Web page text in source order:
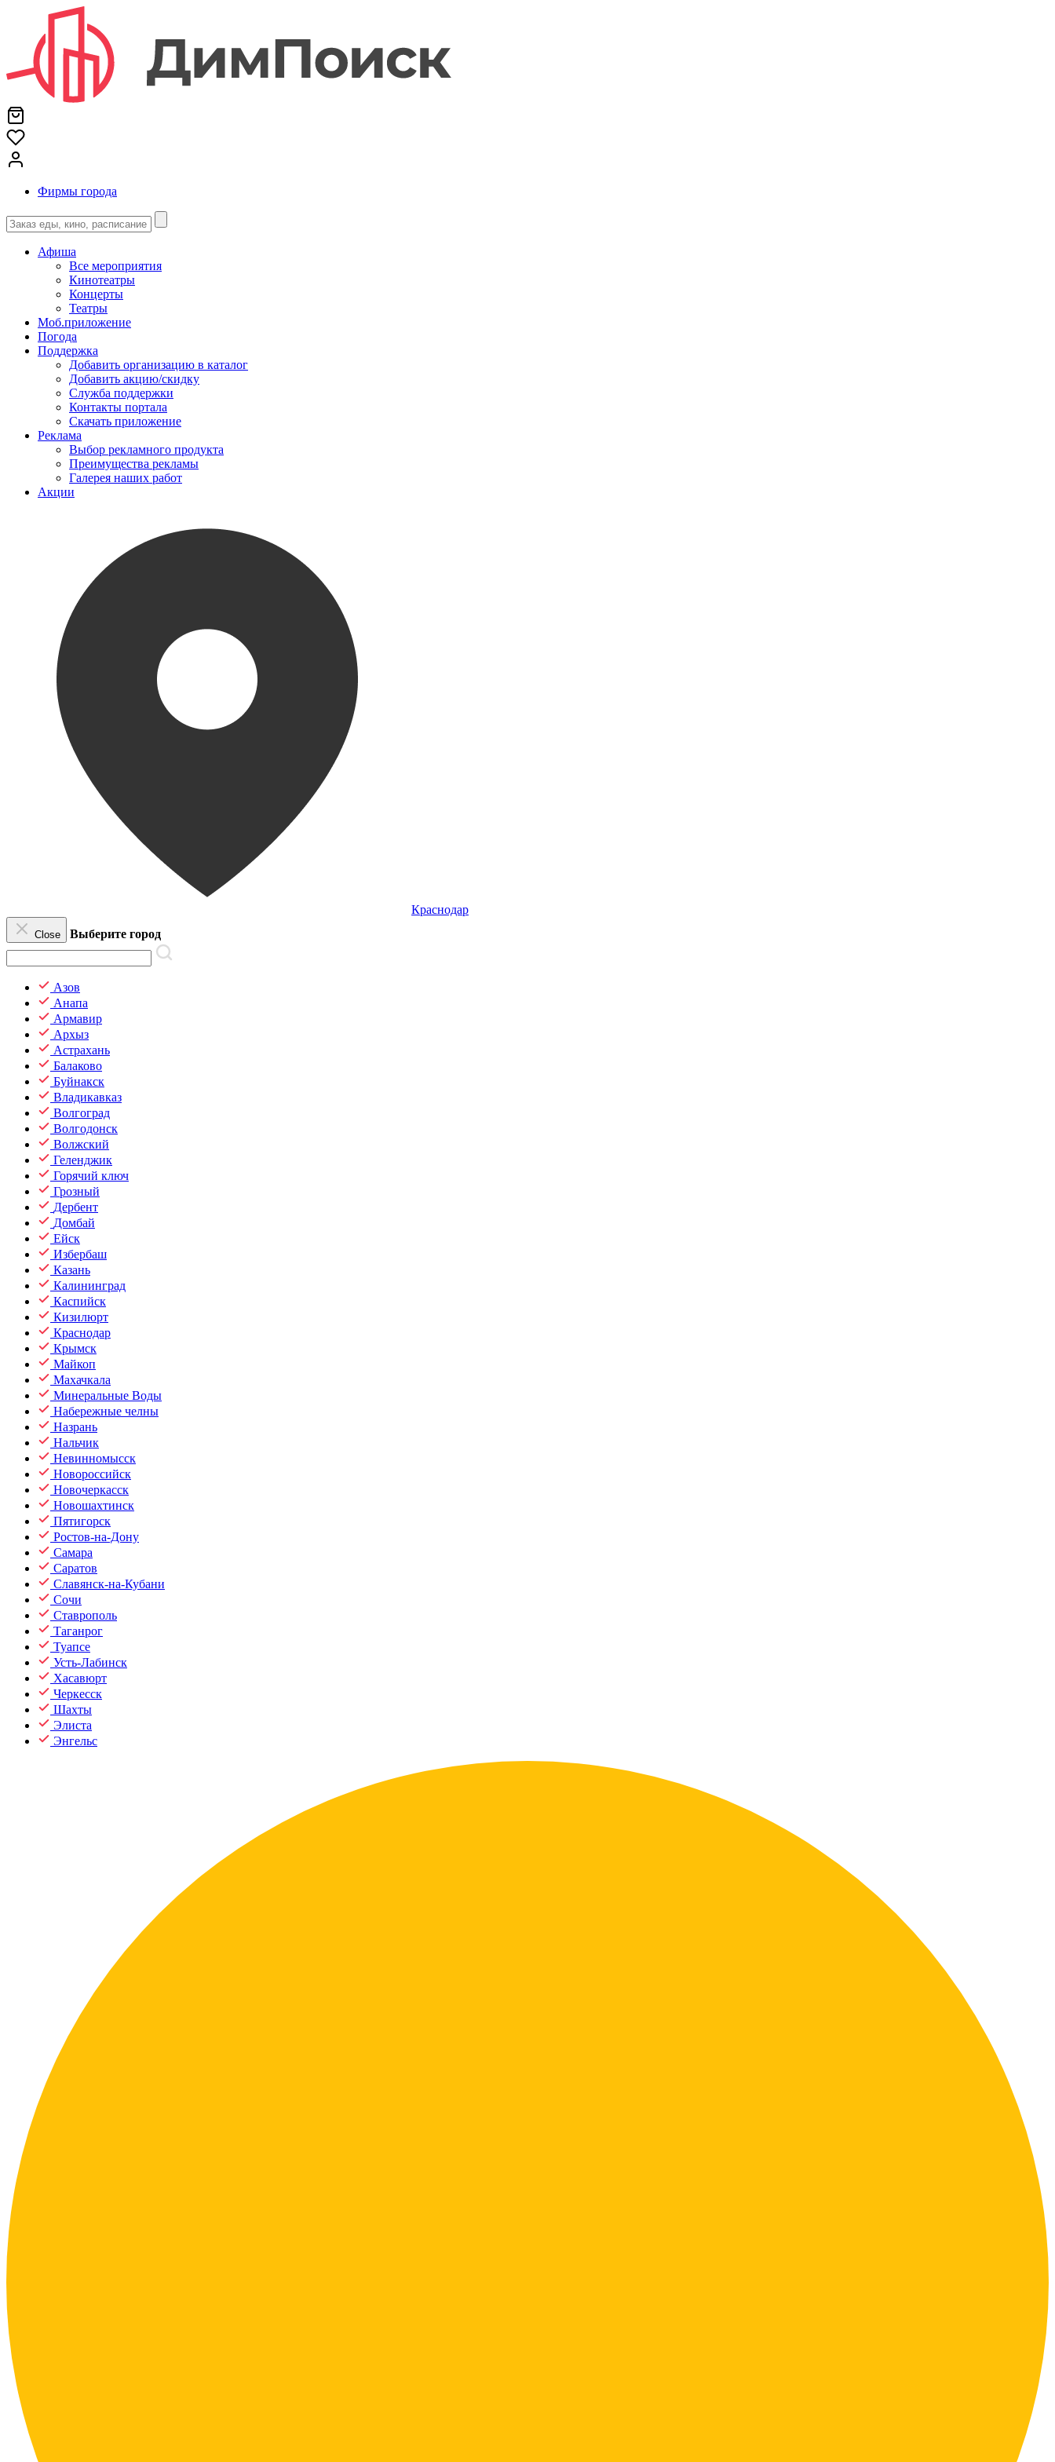
Фирмы города
Афиша
Все мероприятия
Кинотеатры
Концерты
Театры
Моб.приложение
Погода
Поддержка
Добавить организацию в каталог
Добавить акцию/скидку
Служба поддержки
Контакты портала
Скачать приложение
Реклама
Выбор рекламного продукта
Преимущества рекламы
Галерея наших работ
Акции
Краснодар
Close Выберите город
Азов
Анапа
Армавир
Архыз
Астрахань
Балаково
Буйнакск
Владикавказ
Волгоград
Волгодонск
Волжский
Геленджик
Горячий ключ
Грозный
Дербент
Домбай
Ейск
Избербаш
Казань
Калининград
Каспийск
Кизилюрт
Краснодар
Крымск
Майкоп
Махачкала
Минеральные Воды
Набережные челны
Назрань
Нальчик
Невинномысск
Новороссийск
Новочеркасск
Новошахтинск
Пятигорск
Ростов-на-Дону
Самара
Саратов
Славянск-на-Кубани
Сочи
Ставрополь
Таганрог
Туапсе
Усть-Лабинск
Хасавюрт
Черкесск
Шахты
Элиста
Энгельс